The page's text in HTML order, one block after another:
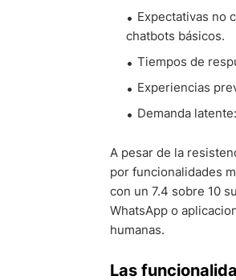
Expectativas no
chatbots básicos.
Tiempos de
Experiencias
Demanda
A pesar de la
por funcionalidades
con un 7.4 sobre 10
WhatsApp o
humanas.
Las